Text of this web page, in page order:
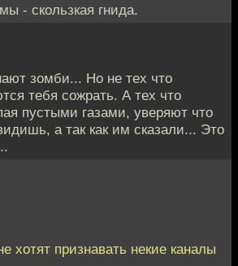
- скользкая гнида.
зомби... Но не тех что
тебя сожрать. А тех что
пустыми газами, уверяют что
а так как им сказали... Это
хотят признавать некие каналы